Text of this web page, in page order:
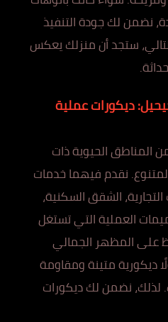
نضمن لك جودة التنفيذ
ستجد أن منزلك يعكس
ديكورات عملية
المناطق الحيوية ذات
نقدم فيهما خدمات
الشقق السكنية،
العملية التي تستغل
على المظهر الجمالي
ديكورية متينة ومقاومة
لذلك، نضمن لك ديكورات